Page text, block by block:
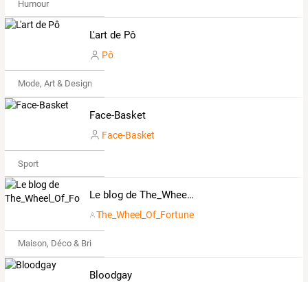
Humour
L'art de Pô
Pô
Mode, Art & Design
Face-Basket
Face-Basket
Sport
Le blog de The_Wheel_Of_Fortune
The_Wheel_Of_Fortune
Maison, Déco & Bricolage
Bloodgay